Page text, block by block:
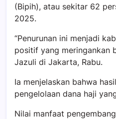
(Bipih), atau sekitar 62
2025.
“Penurunan ini menjadi
positif yang meringankan
Jazuli di Jakarta, Rabu.
Ia menjelaskan bahwa
pengelolaan dana haji
Nilai manfaat